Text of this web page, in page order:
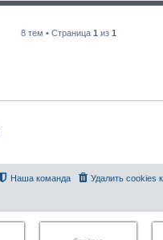
8 тем • Страница 1 из 1
Удалить cookies
Наша команда